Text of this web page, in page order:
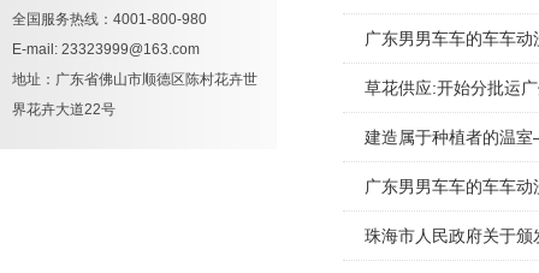
全国服务热线：4001-800-980
E-mail: 23323999@163.com
地址：广东省佛山市顺德区陈村花卉世
界花卉大道22号
广东男男车车的车车
草花供应:开始分批运
建造属于种植者的温
广东男男车车的车车
珠海市人民政府关于